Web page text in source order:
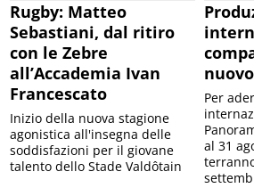
Rugby: Matteo
Sebastiani, dal ritiro
con le Zebre
all’Accademia Ivan
Francescato
Inizio della nuova stagione
agonistica all'insegna delle
soddisfazioni per il giovane
talento dello Stade Valdôtain
Per
al 31